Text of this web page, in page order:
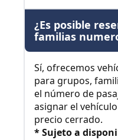
¿Es posible
familias
Sí, ofrecemos
para grupos,
el número de
asignar el
precio cerrado.
* Sujeto a